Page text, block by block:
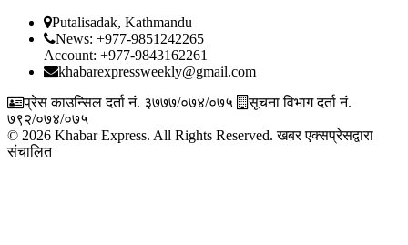
Putalisadak, Kathmandu
News: +977-9851242265
Account: +977-9843162261
khabarexpressweekly@gmail.com
प्रेस काउन्सिल दर्ता नं. ३७७७/०७४/०७५
सूचना विभाग दर्ता नं.
७९२/०७४/०७५
© 2026 Khabar Express. All Rights Reserved. खबर एक्सप्रेसद्वारा
संचालित